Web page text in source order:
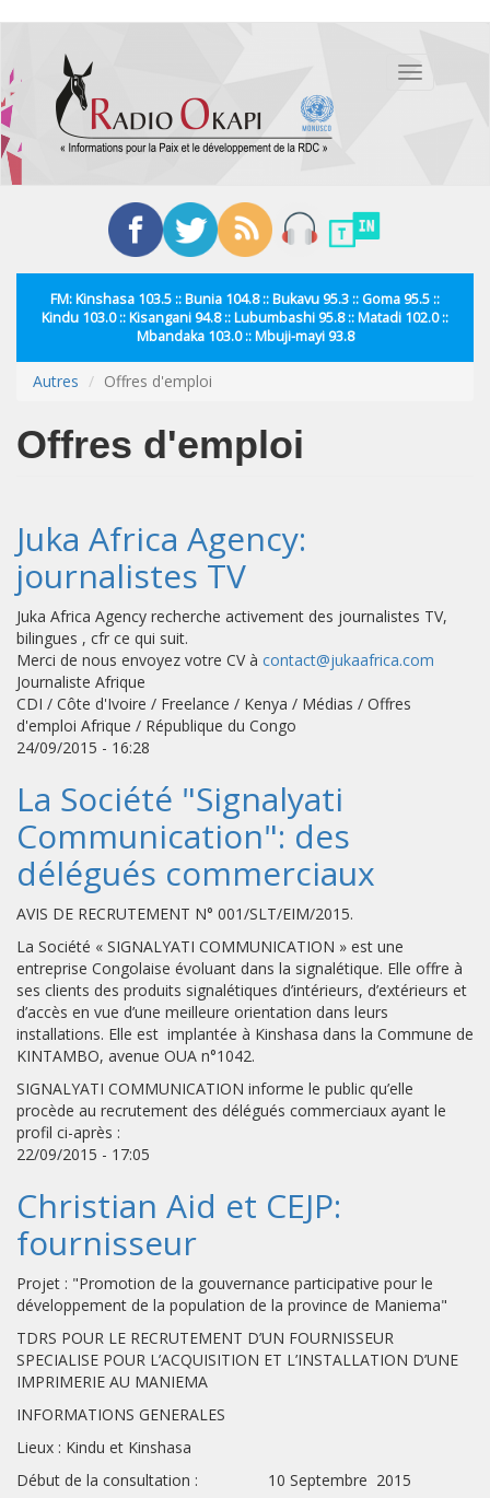
contenu
principal
Toggle
FM: Kinshasa 103.5 :: Bunia 104.8 :: Bukavu 95.3 :: Goma 95.5 ::
Kindu 103.0 :: Kisangani 94.8 :: Lubumbashi 95.8 :: Matadi 102.0 ::
Mbandaka 103.0 :: Mbuji-mayi 93.8
Autres Offres d'emploi
Offres d'emploi
Juka Africa Agency:
journalistes TV
Juka Africa Agency recherche activement des journalistes TV,
bilingues , cfr ce qui suit.
Merci de nous envoyez votre CV à contact@jukaafrica.com
Journaliste Afrique
CDI / Côte d'Ivoire / Freelance / Kenya / Médias / Offres
d'emploi Afrique / République du Congo
24/09/2015 - 16:28
La Société "Signalyati
Communication": des
délégués commerciaux
AVIS DE RECRUTEMENT N° 001/SLT/EIM/2015.
La Société « SIGNALYATI COMMUNICATION » est une
entreprise Congolaise évoluant dans la signalétique. Elle offre à
ses clients des produits signalétiques d’intérieurs, d’extérieurs et
d’accès en vue d’une meilleure orientation dans leurs
installations. Elle est implantée à Kinshasa dans la Commune de
KINTAMBO, avenue OUA n°1042.
SIGNALYATI COMMUNICATION informe le public qu’elle
procède au recrutement des délégués commerciaux ayant le
profil ci-après :
22/09/2015 - 17:05
Christian Aid et CEJP:
fournisseur
Projet : "Promotion de la gouvernance participative pour le
développement de la population de la province de Maniema"
TDRS POUR LE RECRUTEMENT D’UN FOURNISSEUR
SPECIALISE POUR L’ACQUISITION ET L’INSTALLATION D’UNE
IMPRIMERIE AU MANIEMA
INFORMATIONS GENERALES
Lieux : Kindu et Kinshasa
Début de la consultation : 10 Septembre 2015